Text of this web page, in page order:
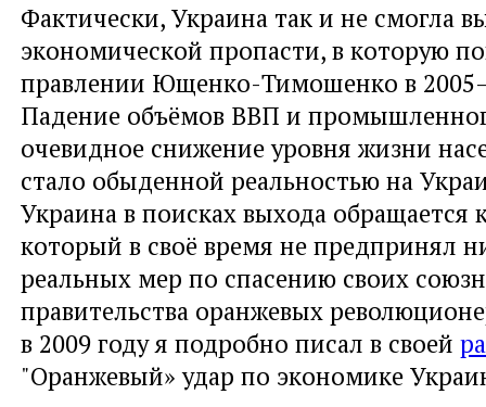
Фактически, Украина так и не смогла
экономической пропасти, в которую
правлении Ющенко-Тимошенко в
Падение объёмов ВВП и
очевидное снижение уровня жизни
стало обыденной реальностью на
Украина в поисках выхода обращается
который в своё время не предпринял
реальных мер по спасению своих
правительства оранжевых
в 2009 году я подробно писал в своей
"Оранжевый» удар по экономике